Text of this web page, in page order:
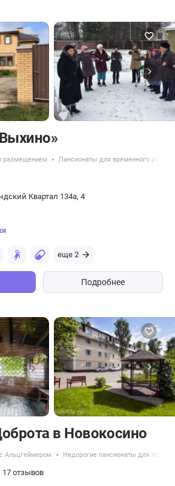
размещением Пансионаты для временного
Квартал 134а, 4
еще 2
Подробнее
в Новокосино
Альцгеймером Недорогие пансионаты для
17 отзывов